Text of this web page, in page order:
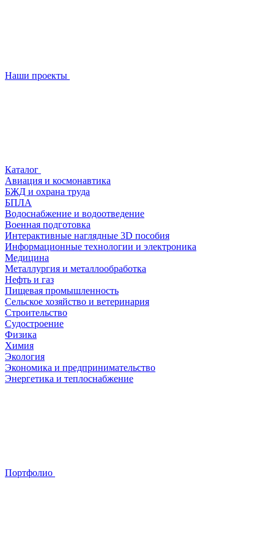
Наши проекты
Каталог
Авиация и космонавтика
БЖД и охрана труда
БПЛА
Водоснабжение и водоотведение
Военная подготовка
Интерактивные наглядные 3D пособия
Информационные технологии и электроника
Медицина
Металлургия и металлообработка
Нефть и газ
Пищевая промышленность
Сельское хозяйство и ветеринария
Строительство
Судостроение
Физика
Химия
Экология
Экономика и предпринимательство
Энергетика и теплоснабжение
Портфолио